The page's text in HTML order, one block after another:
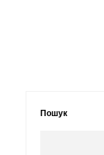
Пошук